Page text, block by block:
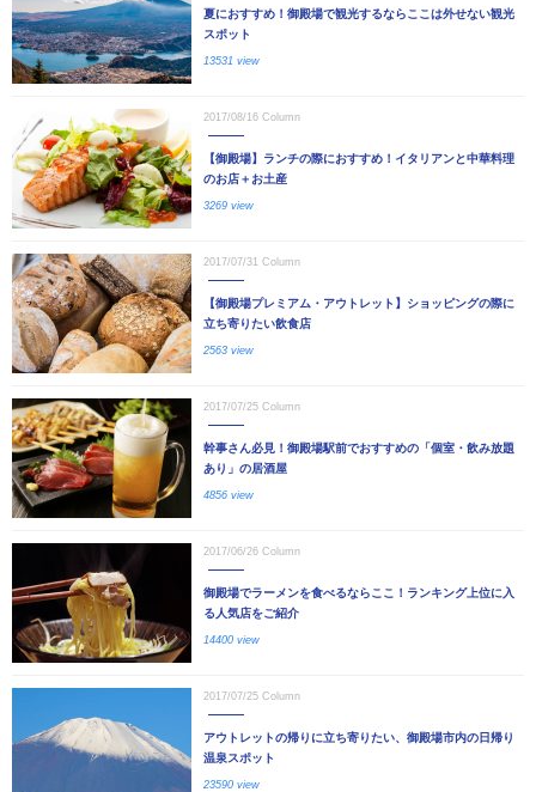
夏におすすめ！御殿場で観光するならここは外せない観光
スポット
13531 view
2017/08/16 Column
【御殿場】ランチの際におすすめ！イタリアンと中華料理
のお店＋お土産
3269 view
2017/07/31 Column
【御殿場プレミアム・アウトレット】ショッピングの際に
立ち寄りたい飲食店
2563 view
2017/07/25 Column
幹事さん必見！御殿場駅前でおすすめの「個室・飲み放題
あり」の居酒屋
4856 view
2017/06/26 Column
御殿場でラーメンを食べるならここ！ランキング上位に入
る人気店をご紹介
14400 view
2017/07/25 Column
アウトレットの帰りに立ち寄りたい、御殿場市内の日帰り
温泉スポット
23590 view